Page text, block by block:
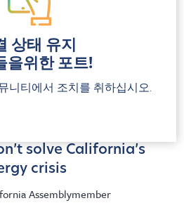
a historic ordinance to stop
port pollution and protect
communities.
solve California’s
crisis
Assemblymember
상태 유지
을위한 포트!
니티에서 조치를 취하십시오.